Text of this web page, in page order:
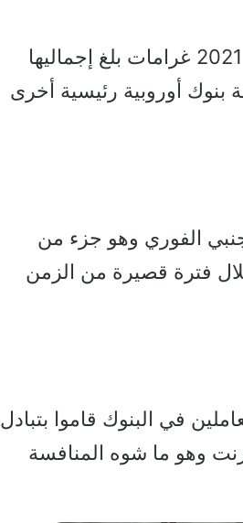
وكانت المفوضية الأوروبية قد فرضت في عام 2021 غرامات بلغ إجماليها
بنوك أوروبية رئيسية أخرى
الفوري وهو جزء من
فترة قصيرة من الزمن
في البنوك قاموا بتبادل
وهو ما شوه المنافسة